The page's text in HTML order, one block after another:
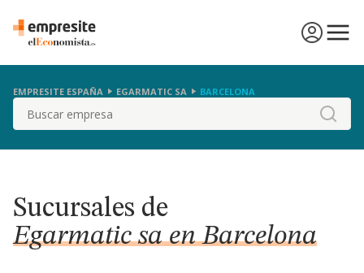
EMPRESITE ESPAÑA EGARMATIC SA BARCELONA
Buscar
Sucursales de
Egarmatic sa en Barcelona